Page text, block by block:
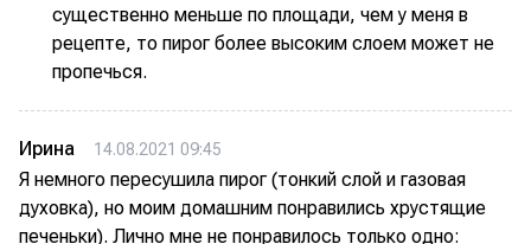
существенно меньше по площади, чем у меня в
рецепте, то пирог более высоким слоем может не
пропечься.
Ирина 14.08.2021 09:45
Я немного пересушила пирог (тонкий слой и газовая
духовка), но моим домашним понравились хрустящие
печеньки). Лично мне не понравилось только одно: